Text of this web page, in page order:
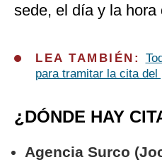
sede, el día y la hora
LEA TAMBIÉN:
para tramitar la cita del
¿DÓNDE HAY
Agencia Surco